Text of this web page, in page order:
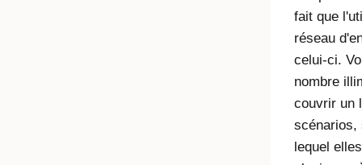
fait que
réseau
celui-ci.
nombre
couvrir un
scénarios,
lequel